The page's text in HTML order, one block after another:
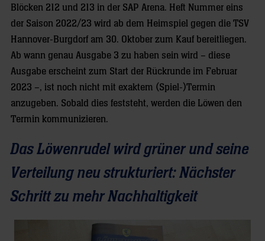
Blöcken 212 und 213 in der SAP Arena. Heft Nummer eins
der Saison 2022/23 wird ab dem Heimspiel gegen die TSV
Hannover-Burgdorf am 30. Oktober zum Kauf bereitliegen.
Ab wann genau Ausgabe 3 zu haben sein wird – diese
Ausgabe erscheint zum Start der Rückrunde im Februar
2023 –, ist noch nicht mit exaktem (Spiel-)Termin
anzugeben. Sobald dies feststeht, werden die Löwen den
Termin kommunizieren.
Das Löwenrudel wird grüner und seine
Verteilung neu strukturiert: Nächster
Schritt zu mehr Nachhaltigkeit